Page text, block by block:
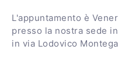
L'appuntamento è
presso la nostra sede
in via Lodovico